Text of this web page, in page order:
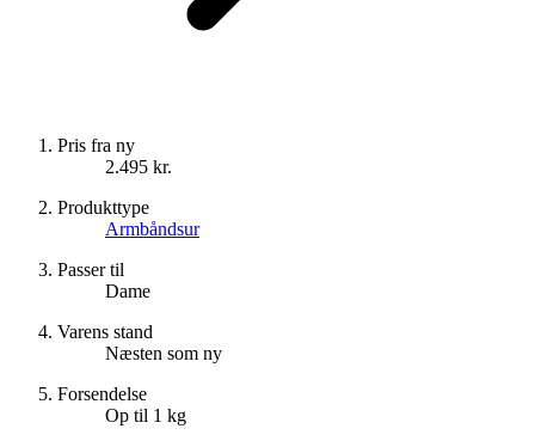
Pris fra ny
2.495 kr.
Produkttype
Armbåndsur
Passer til
Dame
Varens stand
Næsten som ny
Forsendelse
Op til 1 kg